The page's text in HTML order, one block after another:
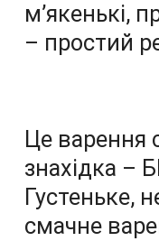
м’якенькі,
– простий
Це варення
знахідка –
Густеньке,
смачне